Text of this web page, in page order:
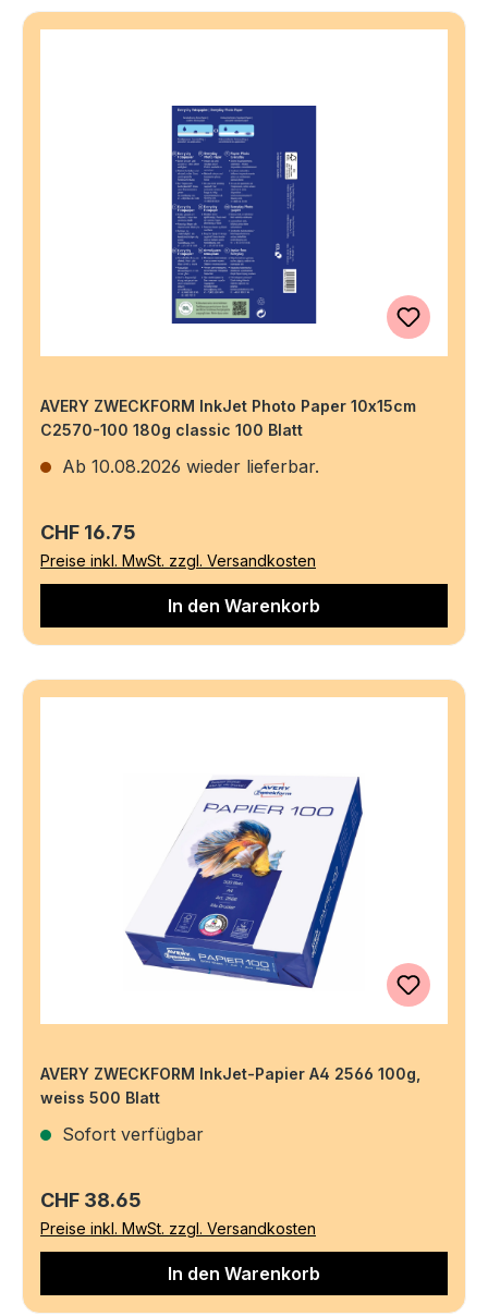
AVERY ZWECKFORM InkJet Photo Paper 10x15cm
C2570-100 180g classic 100 Blatt
Ab 10.08.2026 wieder lieferbar.
Regulärer Preis:
CHF 16.75
Preise inkl. MwSt. zzgl. Versandkosten
In den Warenkorb
AVERY ZWECKFORM InkJet-Papier A4 2566 100g,
weiss 500 Blatt
Sofort verfügbar
Regulärer Preis:
CHF 38.65
Preise inkl. MwSt. zzgl. Versandkosten
In den Warenkorb